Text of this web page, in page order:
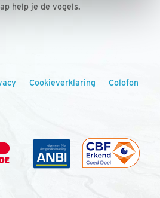
help je de vogels.
Cookieverklaring Colofon